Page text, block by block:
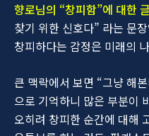
향로님의 “창피함”에 대한 글
찾기 위한 신호다” 라는 문
창피하다는 감정은 미래의
큰 맥락에서 보면 “그냥 해
으로 기억하니 많은 부분이
오히려 창피한 순간에 대해